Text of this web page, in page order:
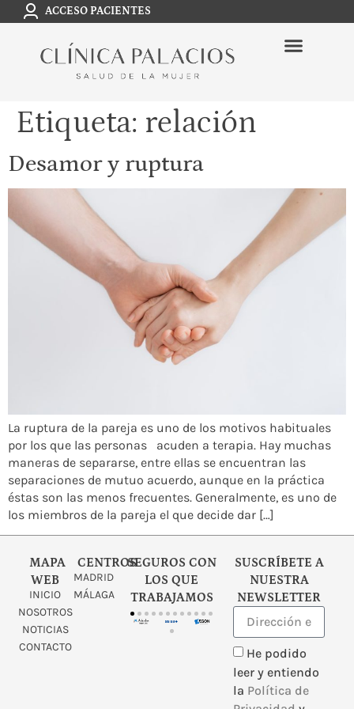
ACCESO PACIENTES
Etiqueta: relación
Desamor y ruptura
La ruptura de la pareja es uno de los motivos habituales
por los que las personas acuden a terapia. Hay muchas
maneras de separarse, entre ellas se encuentran las
separaciones de mutuo acuerdo, aunque en la práctica
éstas son las menos frecuentes. Generalmente, es uno de
los miembros de la pareja el que decide dar […]
MAPA
WEB
INICIO
NOSOTROS
NOTICIAS
CONTACTO
CENTROS
MADRID
MÁLAGA
SEGUROS CON
LOS QUE
TRABAJAMOS
SUSCRÍBETE A
NUESTRA
NEWSLETTER
He podido
leer y entiendo
la Política de